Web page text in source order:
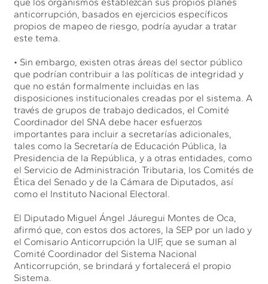
anticorrupción, basados en ejercicios específicos
propios de mapeo de riesgo, podría ayudar a tratar
este tema.
• Sin embargo, existen otras áreas del sector público
que podrían contribuir a las políticas de integridad y
que no están formalmente incluidas en las
disposiciones institucionales creadas por el sistema. A
través de grupos de trabajo dedicados, el Comité
Coordinador del SNA debe hacer esfuerzos
importantes para incluir a secretarías adicionales,
tales como la Secretaría de Educación Pública, la
Presidencia de la República, y a otras entidades, como
el Servicio de Administración Tributaria, los Comités de
Ética del Senado y de la Cámara de Diputados, así
como el Instituto Nacional Electoral.
El Diputado Miguel Ángel Jáuregui Montes de Oca,
afirmó que, con estos dos actores, la SEP por un lado y
el Comisario Anticorrupción la UIF, que se suman al
Comité Coordinador del Sistema Nacional
Anticorrupción, se brindará y fortalecerá el propio
Sistema.